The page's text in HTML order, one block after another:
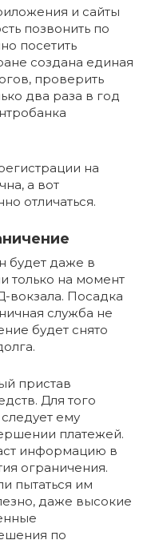
и сайты
позвонить по
посетить
создана единая
проверить
два раза в год
на
а вот
отличаться.
будет даже в
только на момент
вокзала. Посадка
служба не
будет снято
пристав
Для того
ему
платежей.
информацию в
ограничения.
пытаться им
даже высокие
по